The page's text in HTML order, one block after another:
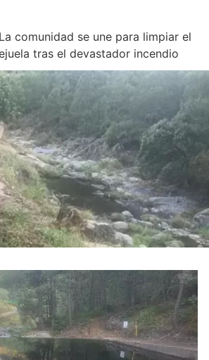
La comunidad se une para limpiar el
tras el devastador incendio